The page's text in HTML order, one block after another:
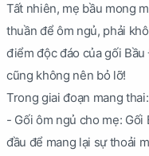
Tất nhiên, mẹ bầu mong
thuần để ôm ngủ, phải
điểm độc đáo của gối
cũng không nên bỏ lỡ!
Trong giai đoạn mang thai:
- Gối ôm ngủ cho mẹ:
đầu để mang lại sự thoải